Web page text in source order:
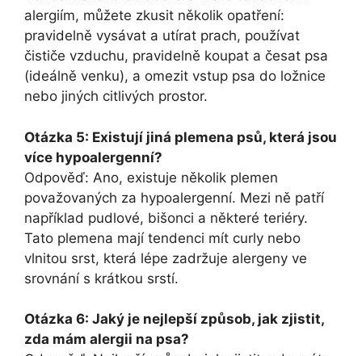
alergiím, můžete ⁣zkusit několik opatření:‌
pravidelně vysávat ‍a utírat prach, používat
čističe vzduchu, ‍pravidelně koupat a česat psa
(ideálně venku), a omezit vstup psa do ložnice
nebo jiných citlivých prostor.
Otázka 5: Existují jiná plemena psů, která jsou
více hypoalergenní?
Odpověď: Ano, existuje několik plemen
považovaných za hypoalergenní. Mezi ně patří
⁤například pudlové, bišonci a některé teriéry.
Tato plemena mají ⁢tendenci mít ​curly nebo
vlnitou⁢ srst, která ​lépe zadržuje alergeny⁤ ve
⁣srovnání s krátkou ⁤srstí.
Otázka 6: Jaký je nejlepší způsob, jak zjistit,‌
zda mám alergii na psa?